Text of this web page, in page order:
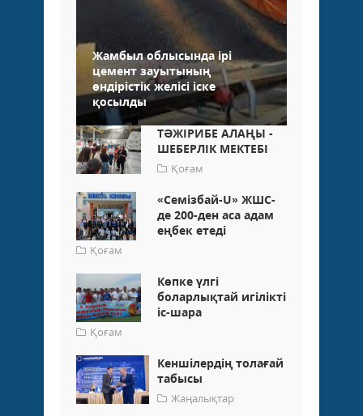
Жамбыл облысында ірі
цемент зауытының
өндірістік желісі іске
қосылды
ТӘЖІРИБЕ АЛАҢЫ -
ШЕБЕРЛІК МЕКТЕБІ
Қоғам
«Семізбай-U» ЖШС-
де 200-ден аса адам
еңбек етеді
Қоғам
Көпке үлгі
боларлықтай игілікті
іс-шара
Қоғам
Кеншілердің толағай
табысы
Жаңалықтар